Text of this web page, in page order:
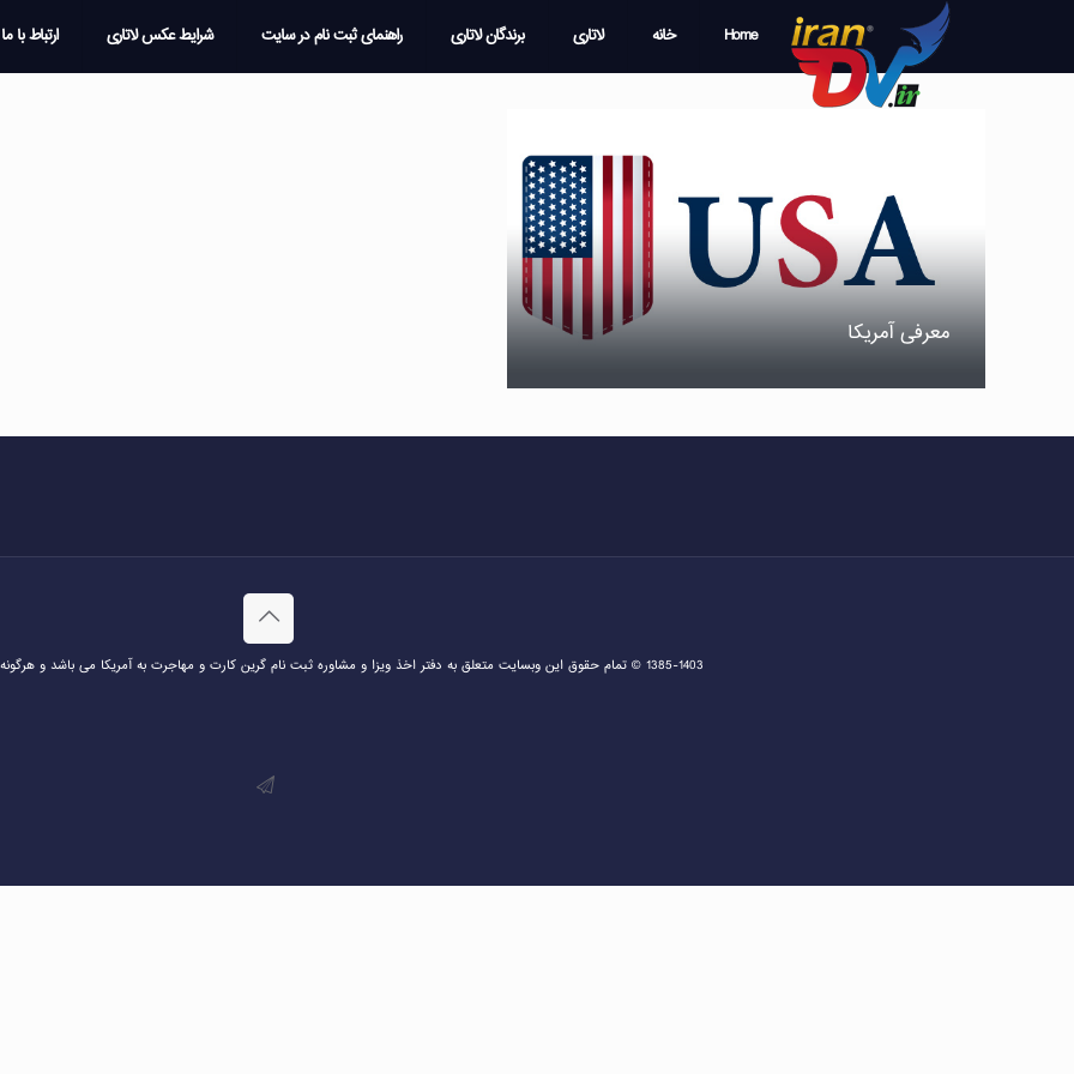
Home خانه لاتاری برندگان لاتاری راهنمای ثبت نام در سایت شرایط عکس لاتاری ارتباط با ما
معرفی آمریکا
1385-1403 © تمام حقوق این وبسایت متعلق به دفتر اخذ ویزا و مشاوره ثبت نام گرین کارت و مهاجرت به آمریکا می باشد و هرگونه کپی برداری پیگرد قانونی دارد.